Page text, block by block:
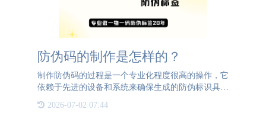
防伪码的制作是怎样的？
制作防伪码的过程是一个专业化程度很高的操作，它
依赖于先进的设备和系统来确保生成的防伪标识具有
会与您进行深入沟通，了解您对防伪标签的具体需
2026-07-02 07:44